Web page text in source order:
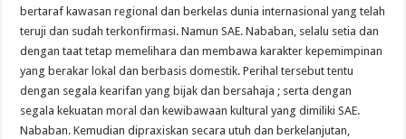
bertaraf kawasan regional dan berkelas dunia internasional yang telah
teruji dan sudah terkonfirmasi. Namun SAE. Nababan, selalu setia dan
dengan taat tetap memelihara dan membawa karakter kepemimpinan
yang berakar lokal dan berbasis domestik. Perihal tersebut tentu
dengan segala kearifan yang bijak dan bersahaja ; serta dengan
segala kekuatan moral dan kewibawaan kultural yang dimiliki SAE.
Nababan. Kemudian dipraxiskan secara utuh dan berkelanjutan,